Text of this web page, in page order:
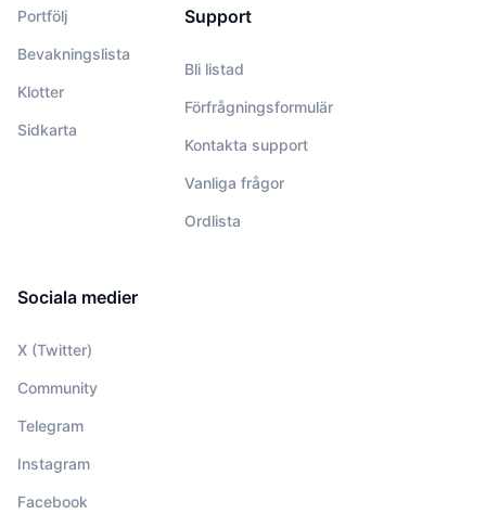
Portfölj
Bevakningslista
Klotter
Sidkarta
Support
Bli listad
Förfrågningsformulär
Kontakta support
Vanliga frågor
Ordlista
Sociala medier
X (Twitter)
Community
Telegram
Instagram
Facebook